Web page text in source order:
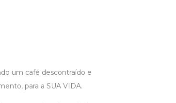
um café descontraído e
para a SUA VIDA.